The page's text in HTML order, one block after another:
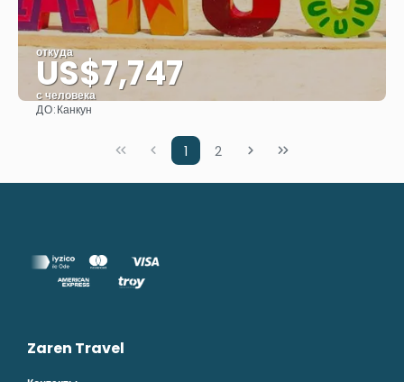
откуда
US$7,747
с человека
ДО:Канкун
1 2
Zaren Travel